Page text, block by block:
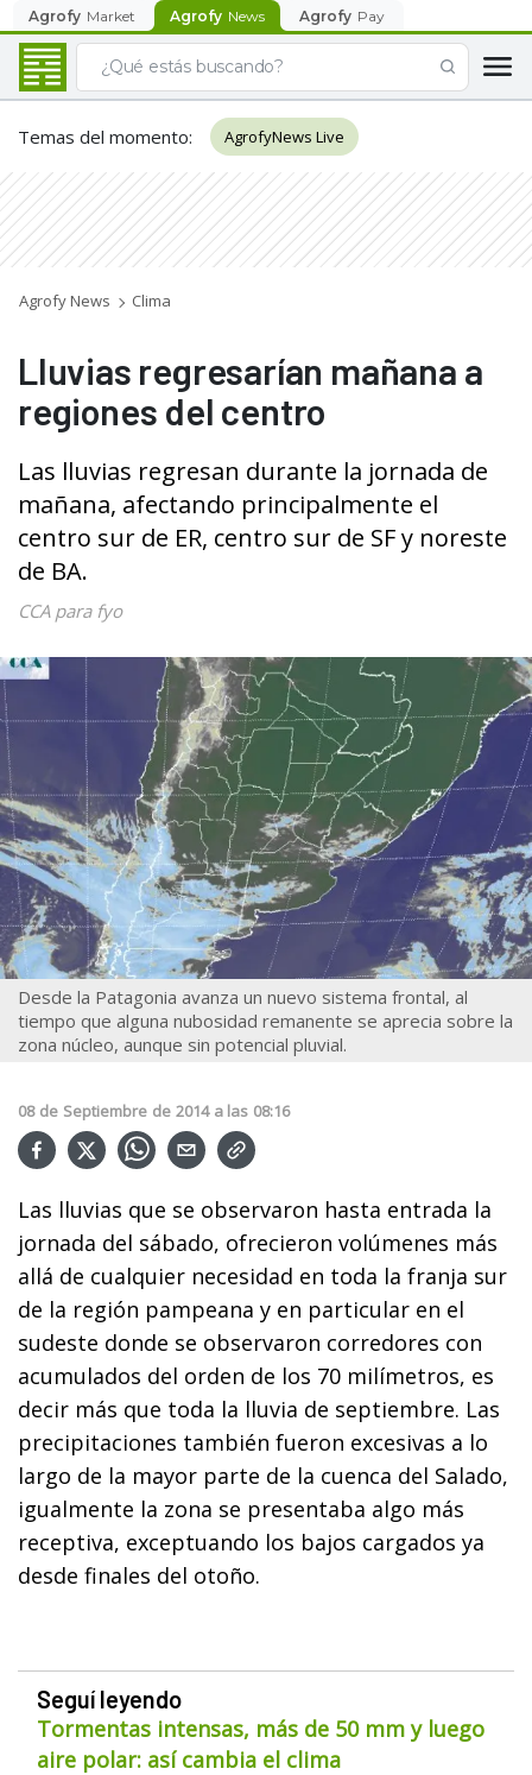
Agrofy Market Agrofy News Agrofy Pay
Temas del momento: AgrofyNews Live
Agrofy News Clima
Lluvias regresarían mañana a
regiones del centro
Las lluvias regresan durante la jornada de
mañana, afectando principalmente el
centro sur de ER, centro sur de SF y noreste
de BA.
CCA para fyo
Desde la Patagonia avanza un nuevo sistema frontal, al
tiempo que alguna nubosidad remanente se aprecia sobre la
zona núcleo, aunque sin potencial pluvial.
08 de Septiembre de 2014 a las 08:16
Las lluvias que se observaron hasta entrada la
jornada del sábado, ofrecieron volúmenes más
allá de cualquier necesidad en toda la franja sur
de la región pampeana y en particular en el
sudeste donde se observaron corredores con
acumulados del orden de los 70 milímetros, es
decir más que toda la lluvia de septiembre. Las
precipitaciones también fueron excesivas a lo
largo de la mayor parte de la cuenca del Salado,
igualmente la zona se presentaba algo más
receptiva, exceptuando los bajos cargados ya
desde finales del otoño.
Seguí leyendo
Tormentas intensas, más de 50 mm y luego
aire polar: así cambia el clima